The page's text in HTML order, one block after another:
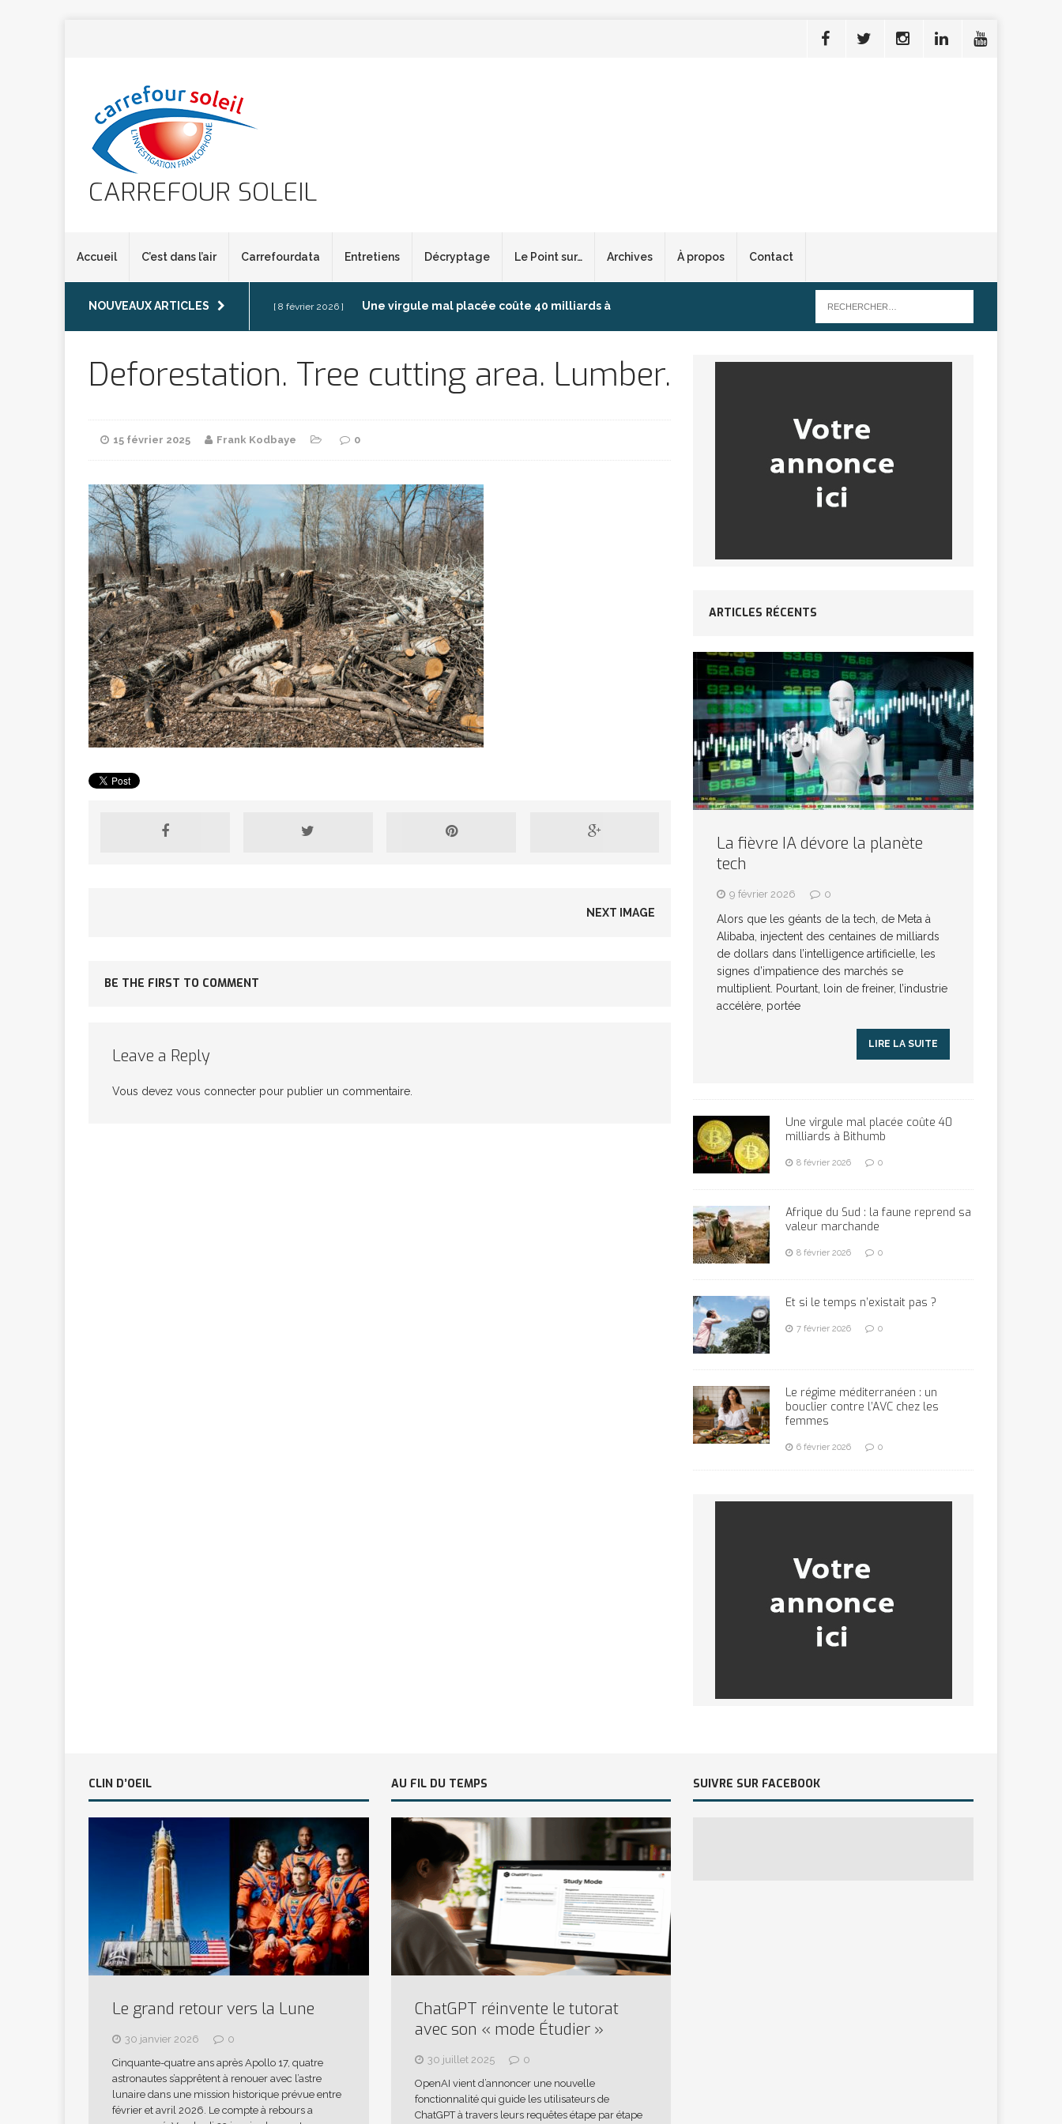
CARREFOUR SOLEIL
Accueil C’est dans l’air Carrefourdata Entretiens Décryptage Le Point sur… Archives À propos Contact
NOUVEAUX ARTICLES [ 8 février 2026 ] Une virgule mal placée coûte 40 milliards à
[ 7 février 2026 ] Et si le temps n’existait pas ?
[ 6 février 2026 ] Le régime méditerranéen : un bouclier contre
l’AVC chez les femmes ARTICLES RÉÇENTS
[ 5 février 2026 ] Énergie solaire : l’Afrique passe de la pénurie à
l’ambition ARTICLES RÉÇENTS
[ 2 février 2026 ] Washington refuse de payer et met l’ONU en péril
congolaise, sous protection militaire
Deforestation. Tree cutting area. Lumber.
15 février 2025 Frank Kodbaye 0
NEXT IMAGE
BE THE FIRST TO COMMENT
Leave a Reply
Vous devez vous connecter pour publier un commentaire.
ARTICLES RÉCENTS
La fièvre IA dévore la planète
tech
9 février 2026 0
Alors que les géants de la tech, de Meta à
Alibaba, injectent des centaines de milliards
de dollars dans l’intelligence artificielle, les
signes d’impatience des marchés se
multiplient. Pourtant, loin de freiner, l’industrie
accélère, portée
LIRE LA SUITE
Une virgule mal placée coûte 40
milliards à Bithumb
8 février 2026 0
Afrique du Sud : la faune reprend sa
valeur marchande
8 février 2026 0
Et si le temps n’existait pas ?
7 février 2026 0
Le régime méditerranéen : un
bouclier contre l’AVC chez les
femmes
6 février 2026 0
CLIN D’OEIL
Le grand retour vers la Lune
30 janvier 2026
0
Cinquante-quatre ans après Apollo 17, quatre
astronautes s’apprêtent à renouer avec l’astre
lunaire dans une mission historique prévue entre
février et avril 2026. Le compte à rebours a
AU FIL DU TEMPS
ChatGPT réinvente le tutorat
avec son « mode Étudier »
30 juillet 2025
0
OpenAI vient d’annoncer une nouvelle
fonctionnalité qui guide les utilisateurs de
ChatGPT à travers leurs requêtes étape par étape
SUIVRE SUR FACEBOOK